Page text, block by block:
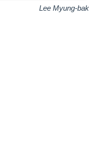
Lee Myung-bak